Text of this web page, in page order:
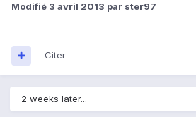
Modifié 3 avril 2013 par ster97
Citer
2 weeks later...